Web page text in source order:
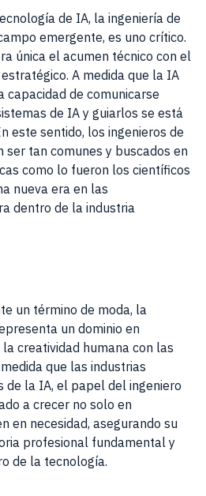
de IA, la ingeniería de
emergente, es uno crítico.
única el acumen técnico con el
A medida que la IA
capacidad de comunicarse
de IA y guiarlos se está
este sentido, los ingenieros de
tan comunes y buscados en
como lo fueron los científicos
nueva era en las
dentro de la industria
un término de moda, la
un dominio en
creatividad humana con las
que las industrias
de la IA, el papel del ingeniero
a crecer no solo en
en necesidad, asegurando su
profesional fundamental y
de la tecnología.